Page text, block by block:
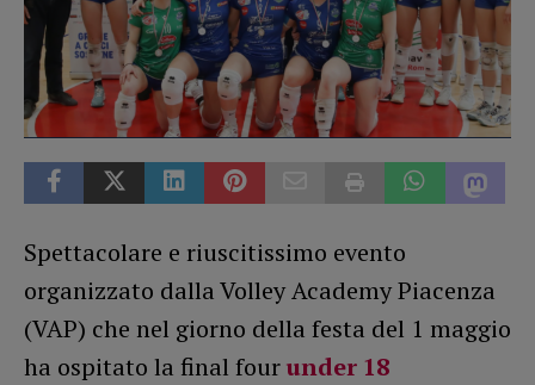
Spettacolare e riuscitissimo evento
organizzato dalla Volley Academy Piacenza
(VAP) che nel giorno della festa del 1 maggio
ha ospitato la final fourunder 18